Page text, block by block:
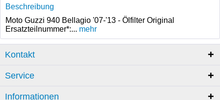
Beschreibung
Moto Guzzi 940 Bellagio '07-'13 - Ölfilter Original
Ersatzteilnummer*:... mehr
Kontakt
Service
Informationen